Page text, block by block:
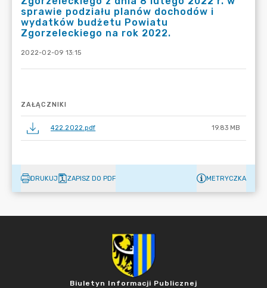
sprawie podziału planów dochodów i
wydatków budżetu Powiatu
Zgorzeleckiego na rok 2022.
2022-02-09 13:15
ZAŁĄCZNIKI
422.2022.pdf 19.83 MB
DRUKUJ ZAPISZ DO PDF METRYCZKA
Biuletyn Informacji Publicznej